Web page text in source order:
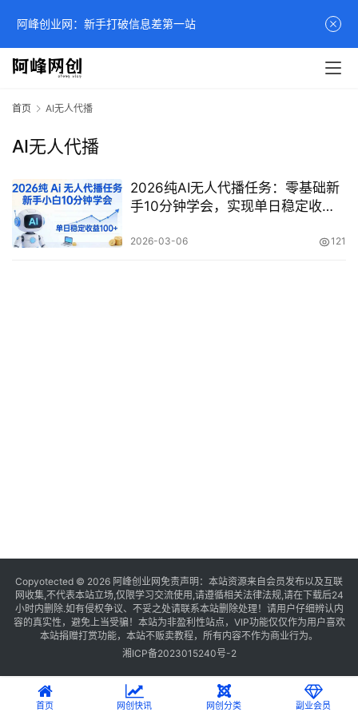
首页 AI无人代播
AI无人代播
2026纯AI无人代播任务：零基础新
手10分钟学会，实现单日稳定收益
2026-03-06 121
Copyotected © 2026 阿峰创业网 免责声明：本站资源来自会员发布以及互联
网收集,不代表本站立场,仅限学习交流使用,请遵循相关法律法规,请在下载后24
小时内删除.如有侵权争议、不妥之处请联系本站删除处理！请用户仔细辨认内
容的真实性，避免上当受骗！本站为非盈利性站点，VIP功能仅仅作为用户喜欢
本站捐赠打赏功能，本站不贩卖教程，所有内容不作为商业行为。
湘ICP备2023015240号-2
首页 网创快讯 网创分类 副业会员
阿峰创业网：新手打破信息差第一站